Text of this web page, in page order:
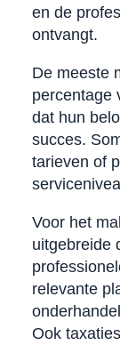
en de
ontvangt.
De meeste
percentage
dat hun
succes.
tarieven of
Voor het
uitgebreide
relevante
Ook